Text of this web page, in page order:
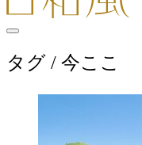
タグ / 今ここ